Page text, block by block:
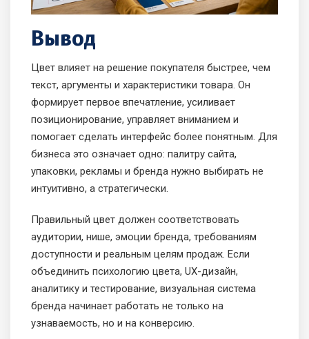
Вывод
Цвет влияет на решение покупателя быстрее, чем
текст, аргументы и характеристики товара. Он
формирует первое впечатление, усиливает
позиционирование, управляет вниманием и
помогает сделать интерфейс более понятным. Для
бизнеса это означает одно: палитру сайта,
упаковки, рекламы и бренда нужно выбирать не
интуитивно, а стратегически.
Правильный цвет должен соответствовать
аудитории, нише, эмоции бренда, требованиям
доступности и реальным целям продаж. Если
объединить психологию цвета, UX-дизайн,
аналитику и тестирование, визуальная система
бренда начинает работать не только на
узнаваемость, но и на конверсию.